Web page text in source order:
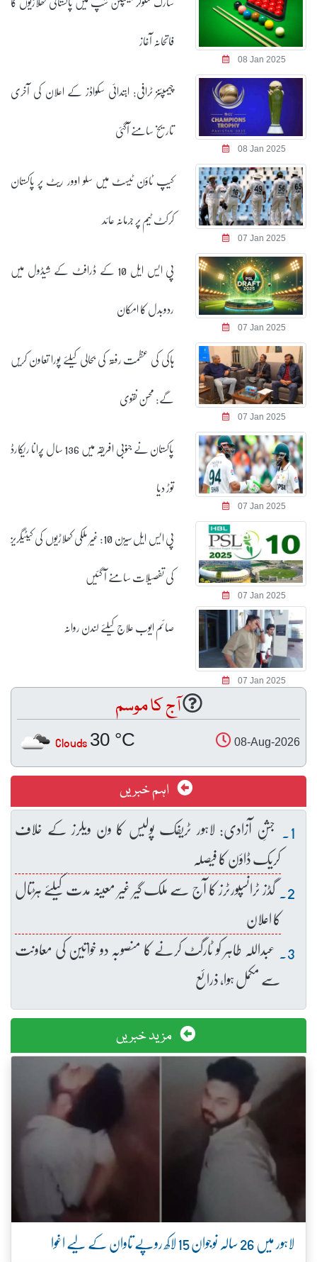
08 Jan 2025
فاتحانہ آغاز
08 Jan 2025
چیمپئنز ٹرافی: ابتدائی سکواڈز کے اعلان کی آخری
تاریخ سامنے آگئی
07 Jan 2025
کیپ ٹاؤن ٹیسٹ میں سلو اوور ریٹ پر پاکستان
کرکٹ ٹیم پر جرمانہ عائد
07 Jan 2025
پی ایس ایل 10 کے ڈرافٹ کے شیڈول میں
ردوبدل کا امکان
07 Jan 2025
ہاکی کی عظمت رفتہ کی بحالی کیلئے پورا تعاون کریں
گے: محسن نقوی
07 Jan 2025
پاکستان نے جنوبی افریقہ میں 136 سال پُرانا ریکارڈ
توڑ دیا
07 Jan 2025
پی ایس ایل سیزن 10: غیر ملکی کھلاڑیوں کی کیٹیگریز
کی تفصیلات سامنے آ گئیں
07 Jan 2025
صائم ایوب علاج کیلئے لندن روانہ
آج کا موسم
08-Aug-2026
30 °C
Clouds
اہم خبریں
جشنِ آزادی: لاہور ٹریفک پولیس کا ون ویلرز کے خلاف
کریک ڈاؤن کا فیصلہ
گڈز ٹرانسپورٹرز کا آج سے ملک گیر غیر معینہ مدت کیلئے ہڑتال
کا اعلان
عبداللہ طاہر کو ٹارگٹ کرنے کا منصوبہ دو خواتین کی معاونت
سے مکمل ہوا، ذرائع
مزید خبریں
لاہور میں 26 سالہ نوجوان 15 لاکھ روپے تاوان کے لیے اغوا